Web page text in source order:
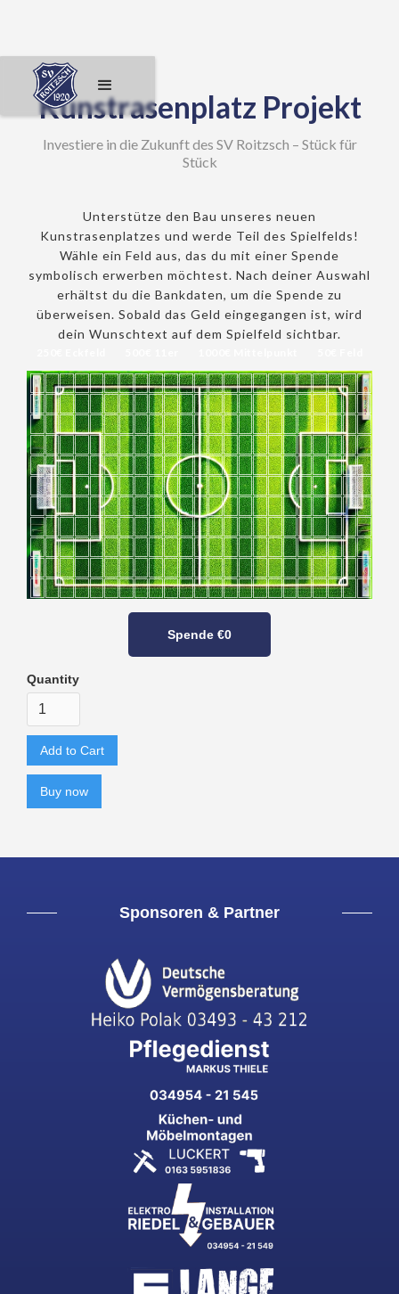
Kunstrasenplatz Projekt
Investiere in die Zukunft des SV Roitzsch – Stück für
Stück
Unterstütze den Bau unseres neuen
Kunstrasenplatzes und werde Teil des Spielfelds!
Wähle ein Feld aus, das du mit einer Spende
symbolisch erwerben möchtest. Nach deiner Auswahl
erhältst du die Bankdaten, um die Spende zu
überweisen. Sobald das Geld eingegangen ist, wird
dein Wunschtext auf dem Spielfeld sichtbar.
Spende €0
Quantity
Buy now
Sponsoren & Partner